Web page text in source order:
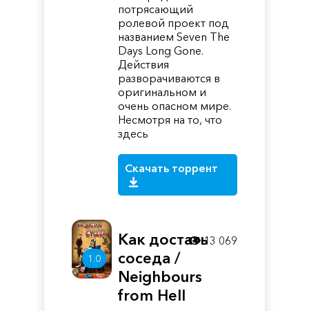
потрясающий
ролевой проект под
названием Seven The
Days Long Gone.
Действия
разворачиваются в
оригинальном и
очень опасном мире.
Несмотря на то, что
здесь
Скачать торрент
1.0
Как достать
соседа /
Neighbours
from Hell
13 069